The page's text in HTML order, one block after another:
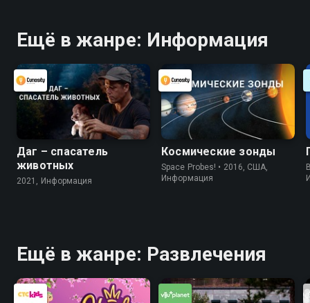
Ещё в жанре: Информация
Даг – спасатель
животных
2021, Информация
Космические зонды
Space Probes! • 2016, США,
Информация
Ещё в жанре: Развлечения